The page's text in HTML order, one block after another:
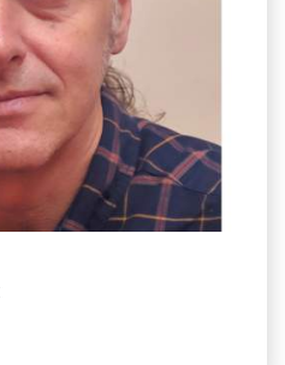
2ος Όροφος
ΕΡΓΑΣΤΗΡΙΟ
& Ειδικής Ζωοτεχνίας